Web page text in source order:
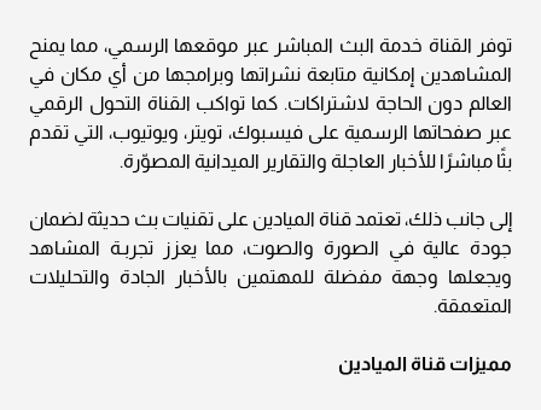
توفر القناة خدمة البث المباشر عبر موقعها الرسمي، مما يمنح
المشاهدين إمكانية متابعة نشراتها وبرامجها من أي مكان في
العالم دون الحاجة لاشتراكات. كما تواكب القناة التحول الرقمي
عبر صفحاتها الرسمية على فيسبوك، تويتر، ويوتيوب، التي تقدم
بثًا مباشرًا للأخبار العاجلة والتقارير الميدانية المصوّرة.
إلى جانب ذلك، تعتمد قناة الميادين على تقنيات بث حديثة لضمان
جودة عالية في الصورة والصوت، مما يعزز تجربـة المشاهد
ويجعلها وجهة مفضلة للمهتمين بالأخبار الجادة والتحليلات
المتعمقة.
مميزات قناة الميادين